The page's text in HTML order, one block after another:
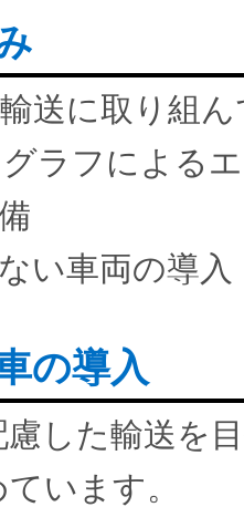
送に取り組
グラフによる
い車両の導入
の導入
した輸送を
います。